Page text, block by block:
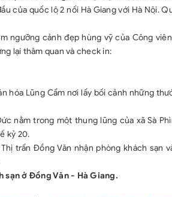
của quốc lộ 2 nối Hà Giang với Hà Nội.
ngưỡng cảnh đẹp hùng vỹ của Công
lại thăm quan và check in:
hóa Lũng Cẩm nơi lấy bối cảnh những
nằm trong một thung lũng của xã Sà
kỷ 20.
trấn Đồng Văn nhận phòng khách sạn
sạn ở Đồng Văn - Hà Giang.